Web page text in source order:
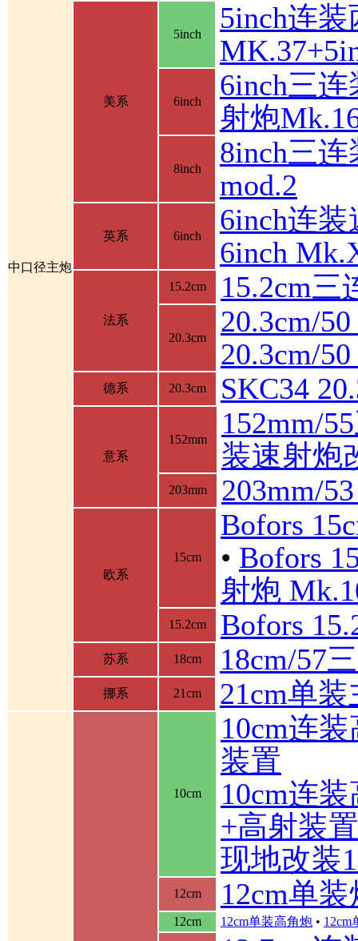
中口径主炮
美系
5inch
5inch连
6inch
6inch三
射炮
8inch
8inch三
mod.2
英系 6inch
6inch连
6inch
法系
15.2cm 15.2cm三
20.3cm
20.3cm/
20.3cm/
德系 20.3cm SKC34
意系
152mm
152mm/
装速射炮
203mm 203mm/
欧系
15cm
Bofors
• Bofors
射炮
15.2cm Bofors
苏系 18cm 18cm/57
挪系 21cm 21cm单装
10cm
10cm连
装置
10cm连
+高射装
现地改装
12cm 12cm单装
12cm 12cm单装高角炮 • 12cm